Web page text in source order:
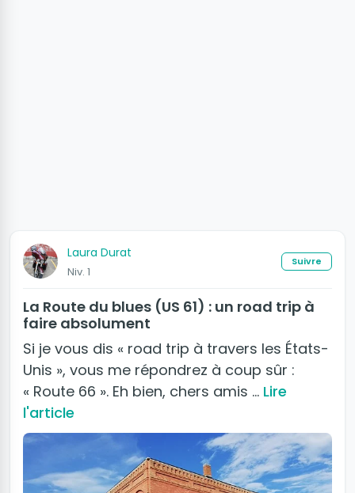
Laura Durat
Niv. 1
Suivre
La Route du blues (US 61) : un road trip à
faire absolument
Si je vous dis « road trip à travers les États-
Unis », vous me répondrez à coup sûr :
« Route 66 ». Eh bien, chers amis … Lire
l'article